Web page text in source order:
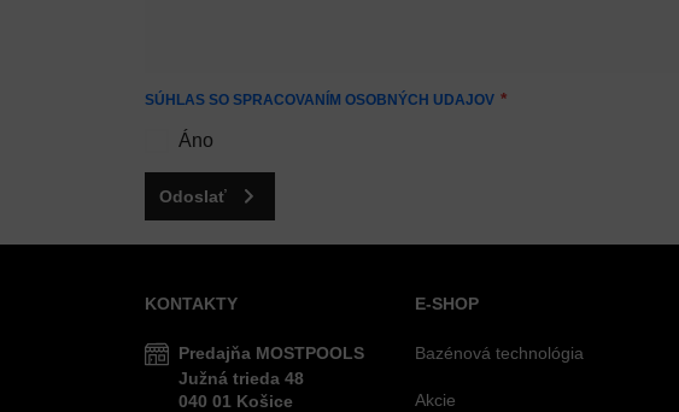
SÚHLAS SO SPRACOVANÍM OSOBNÝCH UDAJOV
Áno
Odoslať
KONTAKTY
Predajňa MOSTPOOLS
Južná trieda 48
040 01 Košice
E-SHOP
Bazénová technológia
Akcie